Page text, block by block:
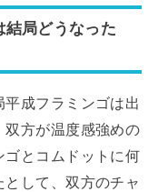
結局どうなった
成フラミンゴは出
双方が温度感強めの
ゴとコムドットに何
して、双方のチャ